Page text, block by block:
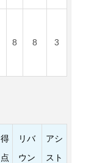
8 8 3
得
点
リバ
ウン
アシ
スト